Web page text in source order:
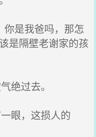
是我爸吗，那怎
是隔壁老谢家的孩
绝过去。
眼，这损人的